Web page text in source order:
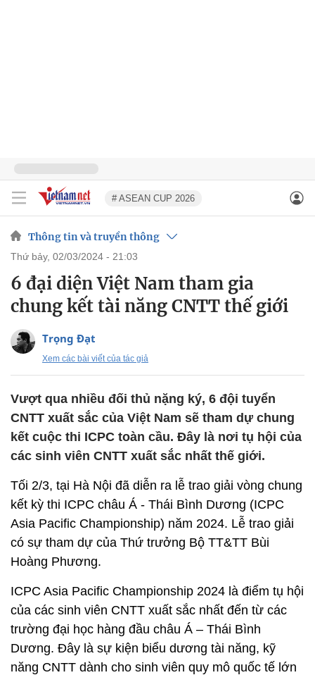
# ASEAN CUP 2026
Thông tin và truyền thông
thứ bảy, 02/03/2024 - 21:03
6 đại diện Việt Nam tham gia
chung kết tài năng CNTT thế giới
Trọng Đạt
Xem các bài viết của tác giả
Vượt qua nhiều đối thủ nặng ký, 6 đội tuyển
CNTT xuất sắc của Việt Nam sẽ tham dự chung
kết cuộc thi ICPC toàn cầu. Đây là nơi tụ hội của
các sinh viên CNTT xuất sắc nhất thế giới.
Tối 2/3, tại Hà Nội đã diễn ra lễ trao giải vòng chung
kết kỳ thi ICPC châu Á - Thái Bình Dương (ICPC
Asia Pacific Championship) năm 2024. Lễ trao giải
có sự tham dự của Thứ trưởng Bộ TT&TT Bùi
Hoàng Phương.
ICPC Asia Pacific Championship 2024 là điểm tụ hội
của các sinh viên CNTT xuất sắc nhất đến từ các
trường đại học hàng đầu châu Á – Thái Bình
Dương. Đây là sự kiện biểu dương tài năng, kỹ
năng CNTT dành cho sinh viên quy mô quốc tế lớn